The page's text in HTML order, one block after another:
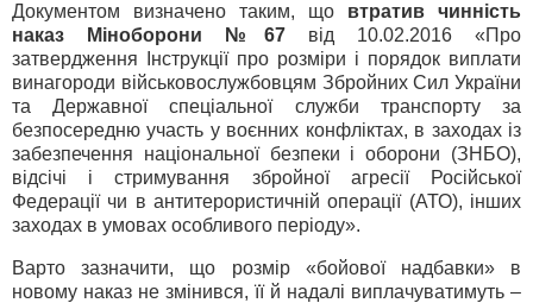
Документом визначено таким, що втратив чинність
наказ Міноборони №67 від 10.02.2016 «Про
затвердження Інструкції про розміри і порядок виплати
винагороди військовослужбовцям Збройних Сил України
та Державної спеціальної служби транспорту за
безпосередню участь у воєнних конфліктах, в заходах із
забезпечення національної безпеки і оборони (ЗНБО),
відсічі і стримування збройної агресії Російської
Федерації чи в антитерористичній операції (АТО), інших
заходах в умовах особливого періоду».
Варто зазначити, що розмір «бойової надбавки» в
новому наказ не змінився, її й надалі виплачуватимуть –